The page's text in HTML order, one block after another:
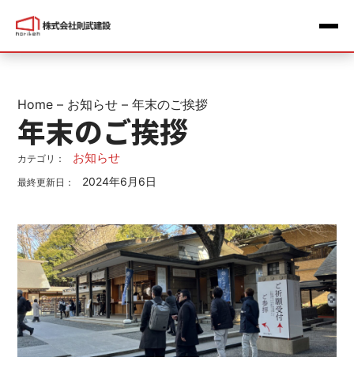
Home – お知らせ –年末のご挨拶
年末のご挨拶
カテゴリ： お知らせ
最終更新日： 2024年6月6日